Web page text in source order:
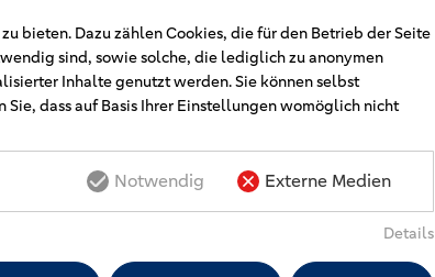
bieten. Dazu zählen Cookies, die für den Betrieb der Seite
sind, sowie solche, die lediglich zu anonymen
Inhalte genutzt werden. Sie können selbst
dass auf Basis Ihrer Einstellungen womöglich nicht
Notwendig Externe Medien
Details